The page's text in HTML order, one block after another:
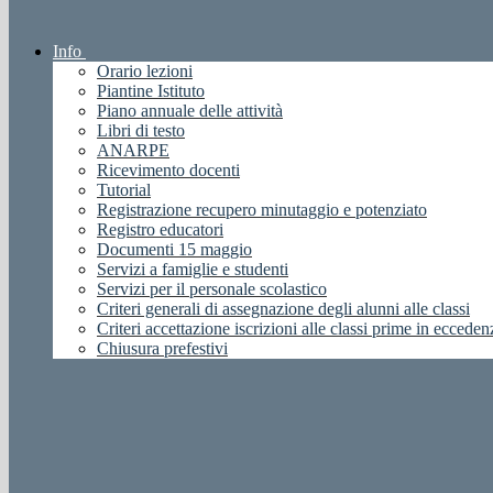
Info
Orario lezioni
Piantine Istituto
Piano annuale delle attività
Libri di testo
ANARPE
Ricevimento docenti
Tutorial
Registrazione recupero minutaggio e potenziato
Registro educatori
Documenti 15 maggio
Servizi a famiglie e studenti
Servizi per il personale scolastico
Criteri generali di assegnazione degli alunni alle classi
Criteri accettazione iscrizioni alle classi prime in
Chiusura prefestivi